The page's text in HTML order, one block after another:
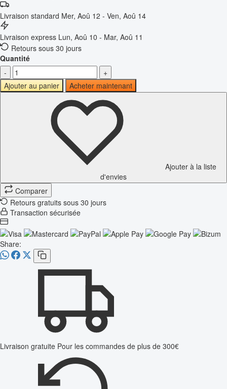
Livraison standard Mer, Aoû 12 - Ven, Aoû 14
Livraison express Lun, Aoû 10 - Mar, Aoû 11
Retours sous 30 jours
Quantité
-
+
Ajouter au panier
Acheter maintenant
Ajouter à la liste
d'envies
Comparer
Retours gratuits sous 30 jours
Transaction sécurisée
Share:
Livraison gratuite Pour les commandes de plus de 300€